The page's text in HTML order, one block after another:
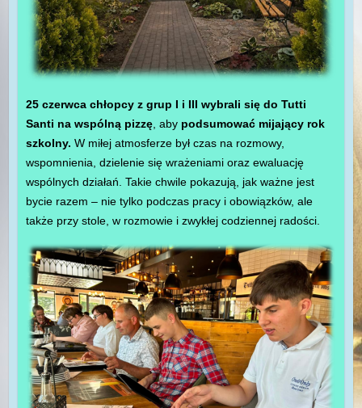
25 czerwca chłopcy z grup I i III wybrali się do Tutti
Santi na wspólną pizzę, aby podsumować mijający rok
szkolny. W miłej atmosferze był czas na rozmowy,
wspomnienia, dzielenie się wrażeniami oraz ewaluację
wspólnych działań. Takie chwile pokazują, jak ważne jest
bycie razem – nie tylko podczas pracy i obowiązków, ale
także przy stole, w rozmowie i zwykłej codziennej radości.